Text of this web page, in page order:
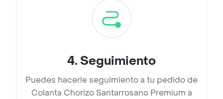
4. Seguimiento
Puedes hacerle seguimiento a tu pedido de
Colanta Chorizo Santarrosano Premium a